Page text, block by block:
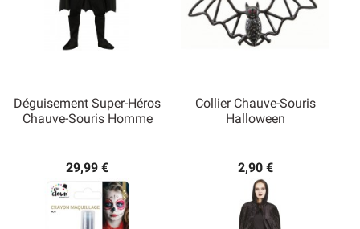
Déguisement Super-Héros
Chauve-Souris Homme
29,99 €
Collier Chauve-Souris
Halloween
2,90 €